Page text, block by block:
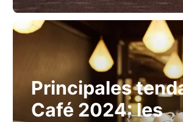
Principales
Café 2024: les